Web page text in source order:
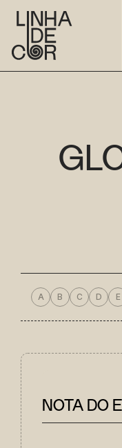
A B C D E
NOTA DO